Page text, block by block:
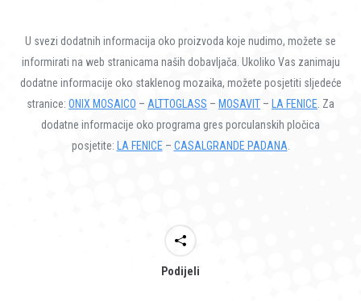
U svezi dodatnih informacija oko proizvoda koje nudimo, možete se
informirati na web stranicama naših dobavljača. Ukoliko Vas zanimaju
dodatne informacije oko staklenog mozaika, možete posjetiti sljedeće
stranice: ONIX MOSAICO – ALTTOGLASS – MOSAVIT – LA FENICE . Za
dodatne informacije oko programa gres porculanskih pločica
posjetite:
LA FENICE – CASALGRANDE PADANA
Podijeli